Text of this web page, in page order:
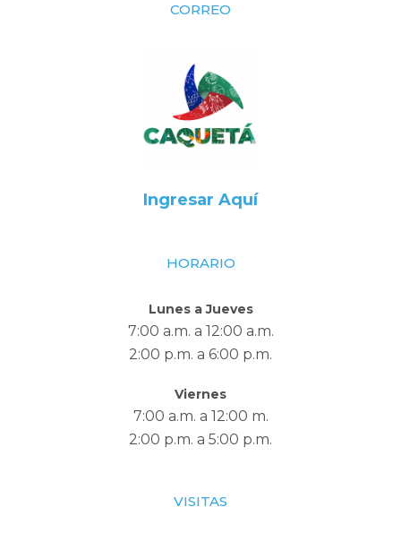
CORREO
Ingresar Aquí
HORARIO
Lunes a Jueves
7:00 a.m. a 12:00 a.m.
2:00 p.m. a 6:00 p.m.
Viernes
7:00 a.m. a 12:00 m.
2:00 p.m. a 5:00 p.m.
VISITAS